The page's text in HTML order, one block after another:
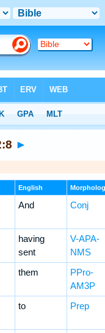
►
English
And Conj
having
sent
V-APA-
NMS
them
PPro-
AM3P
to Prep